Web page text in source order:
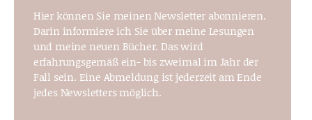
Hier können Sie meinen Newsletter abonnieren.
Darin informiere ich Sie über meine Lesungen
und meine neuen Bücher. Das wird
erfahrungsgemäß ein- bis zweimal im Jahr der
Fall sein. Eine Abmeldung ist jederzeit am Ende
jedes Newsletters möglich.